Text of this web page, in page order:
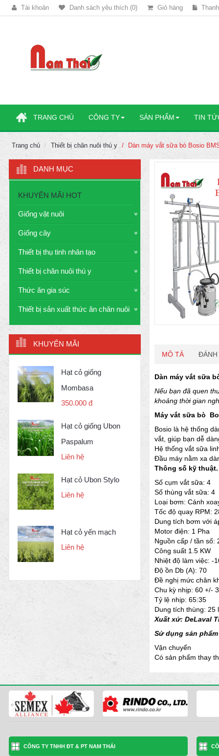
Tài khoản Danh sách yêu thích (0) Giỏ hàng
TRANG CHỦ CÔNG TY SẢN PHẨM TIN
Trang chủ Thiết bị chăn nuôi thú y Dàn máy vắt sữa bò Bosio
DANH MỤC
KHUYẾN MÃI HOT
Giống vật nuôi
Giống cây
Thiết bị thụ tinh nhân tạo
Thiết bị chăn nuôi thú y
Thức ăn gia súc
Thiết bị sản xuất thức ăn chăn nuôi
KHUYẾN MÃI
Hạt cỏ giống
Mombasa
350.000 đ
Hạt cỏ giống Ubon
Paspalum
Liên hệ
Hạt cỏ Ubon Stylo
Liên hệ
Hạt cỏ yến mạch
Liên hệ
MÔ TẢ ĐÁNH
Dàn máy vắt sữa
Nếu bạn đã quen
khoảng thời gian
Máy vắt sữa bò
Bosio là hệ thống
vắt, giúp bạn dễ
Hệ thống vắt sữa
Đầu máy nằm xa
Thông số kỹ thuật.
Số cụm vắt sữa: 4
Số thùng vắt sữa: 4
Loại bơm: Cánh
Tốc độ quay RPM:
Dung tích bơm với
Motor điện: 1 Pha
Nguồn cấp / tần số:
Công suất 1.5 KW
Nhiệt độ làm việc: -
Độ ồn Db (A): 70
Đề nghị mức chân
Chu kỳ nhịp: 60 +/-
Tỷ lệ nhịp: 65:35
Dung tích thùng: 25
Xuất xứ: DeLaval
Sử dụng sản
Vận chuyển
Có sản phẩm thay
CÔNG TY TNHH ĐT & PT NAM THÁI